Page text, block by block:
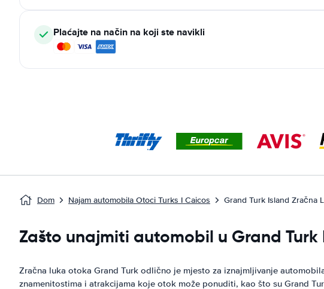
Plaćajte na način na koji ste navikli
Dom Najam automobila Otoci Turks I Caicos Grand Turk Island Zračna
Zašto unajmiti automobil u Grand Turk
Zračna luka otoka Grand Turk odlično je mjesto za iznajmljivanje
znamenitostima i atrakcijama koje otok može ponuditi, kao što su Grand